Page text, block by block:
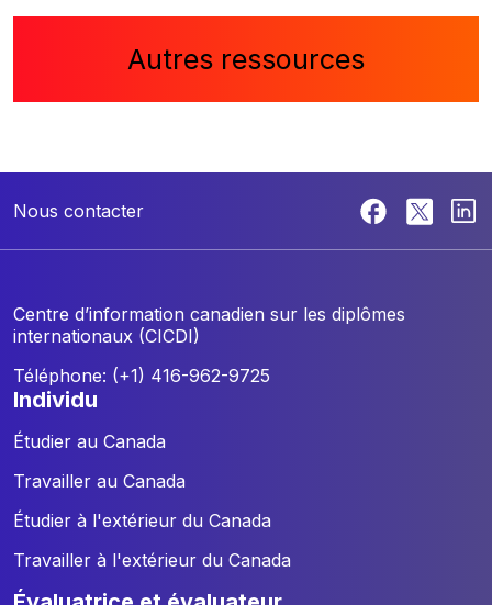
Autres ressources
Nous contacter
Centre d’information canadien sur les diplômes
internationaux (CICDI)
Téléphone: (+1) 416-962-9725
individu
Étudier au Canada
Travailler au Canada
Étudier à l'extérieur du Canada
Travailler à l'extérieur du Canada